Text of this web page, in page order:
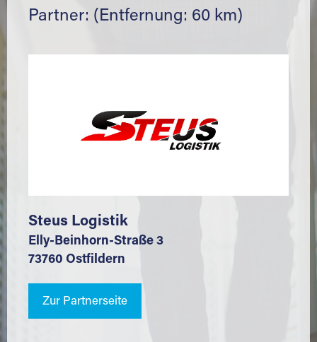
Partner: (Entfernung: 60 km)
Steus Logistik
Elly-Beinhorn-Straße 3
73760 Ostfildern
Zur Partnerseite